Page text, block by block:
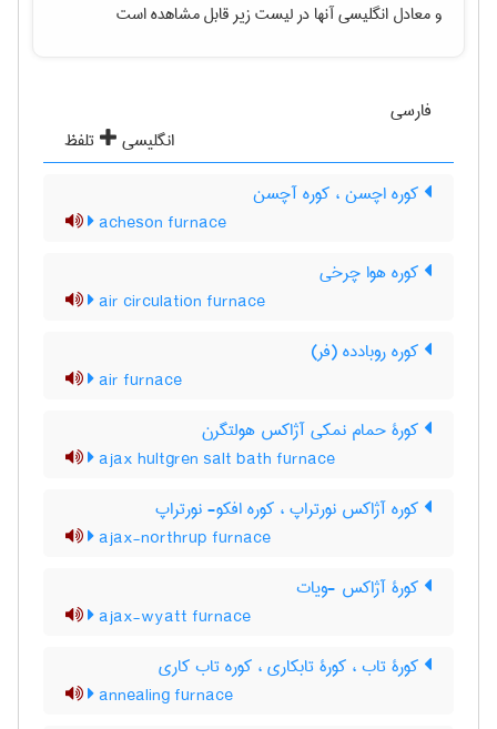
و معادل انگلیسی آنها در لیست زیر قابل مشاهده است
فارسی
انگلیسی
تلفظ
کوره اچسن ، کوره آچسن
acheson furnace
کوره هوا چرخی
air circulation furnace
کوره روبادده (فر)
air furnace
کورۀ حمام نمکی آژاکس هولتگرن
ajax hultgren salt bath furnace
کوره آژاکس نورتراپ ، کوره افکو- نورتراپ
ajax-northrup furnace
کورۀ آژاکس -ویات
ajax-wyatt furnace
کورۀ تاب ، کورۀ تابکاری ، کوره تاب کاری
annealing furnace